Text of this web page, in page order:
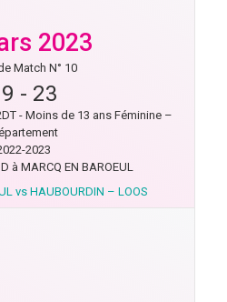
2023
Match N° 10
- 23
- Moins de 13 ans Féminine –
2023
à MARCQ EN BAROEUL
vs HAUBOURDIN – LOOS